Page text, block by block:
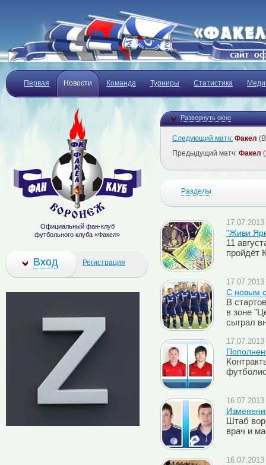
Первая Новости Команда Турниры Статистика
Развернуть окно
Следующий матч: Факел
Предыдущий матч: Факел
Разделы
"Живи
11
пройдёт
C новым
В
в зоне
сыграл
Штаб
врач и
Официальный фан-клуб
футбольного клуба «Факел»
Вход Регистрация